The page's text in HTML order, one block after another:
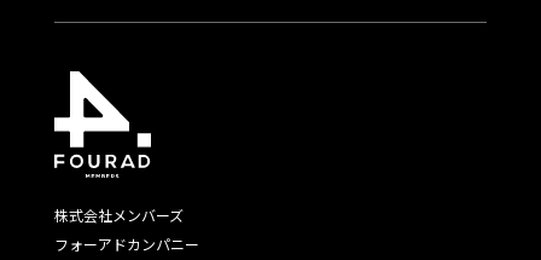
株式会社メンバーズ
フォーアドカンパニー